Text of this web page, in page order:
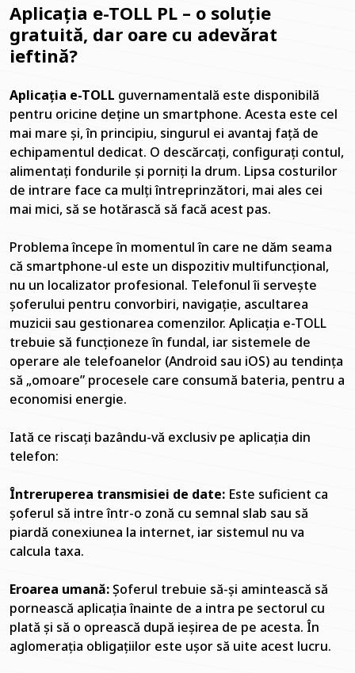
Aplicația e-TOLL PL – o soluție
gratuită, dar oare cu adevărat
ieftină?
Aplicația e-TOLL guvernamentală este disponibilă
pentru oricine deține un smartphone. Acesta este cel
mai mare și, în principiu, singurul ei avantaj față de
echipamentul dedicat. O descărcați, configurați contul,
alimentați fondurile și porniți la drum. Lipsa costurilor
de intrare face ca mulți întreprinzători, mai ales cei
mai mici, să se hotărască să facă acest pas.
Problema începe în momentul în care ne dăm seama
că smartphone-ul este un dispozitiv multifuncțional,
nu un localizator profesional. Telefonul îi servește
șoferului pentru convorbiri, navigație, ascultarea
muzicii sau gestionarea comenzilor. Aplicația e-TOLL
trebuie să funcționeze în fundal, iar sistemele de
operare ale telefoanelor (Android sau iOS) au tendința
să „omoare” procesele care consumă bateria, pentru a
economisi energie.
Iată ce riscați bazându-vă exclusiv pe aplicația din
telefon:
Întreruperea transmisiei de date: Este suficient ca
șoferul să intre într-o zonă cu semnal slab sau să
piardă conexiunea la internet, iar sistemul nu va
calcula taxa.
Eroarea umană:Șoferul trebuie să-și amintească să
pornească aplicația înainte de a intra pe sectorul cu
plată și să o oprească după ieșirea de pe acesta. În
aglomerația obligațiilor este ușor să uite acest lucru.